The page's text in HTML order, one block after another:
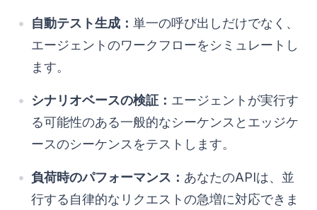
自動テスト生成： 単一の呼び出しだけでなく、
エージェントのワークフローをシミュレートし
ます。
シナリオベースの検証： エージェントが実行す
る可能性のある一般的なシーケンスとエッジケ
ースのシーケンスをテストします。
負荷時のパフォーマンス： あなたのAPIは、並
行する自律的なリクエストの急増に対応できま